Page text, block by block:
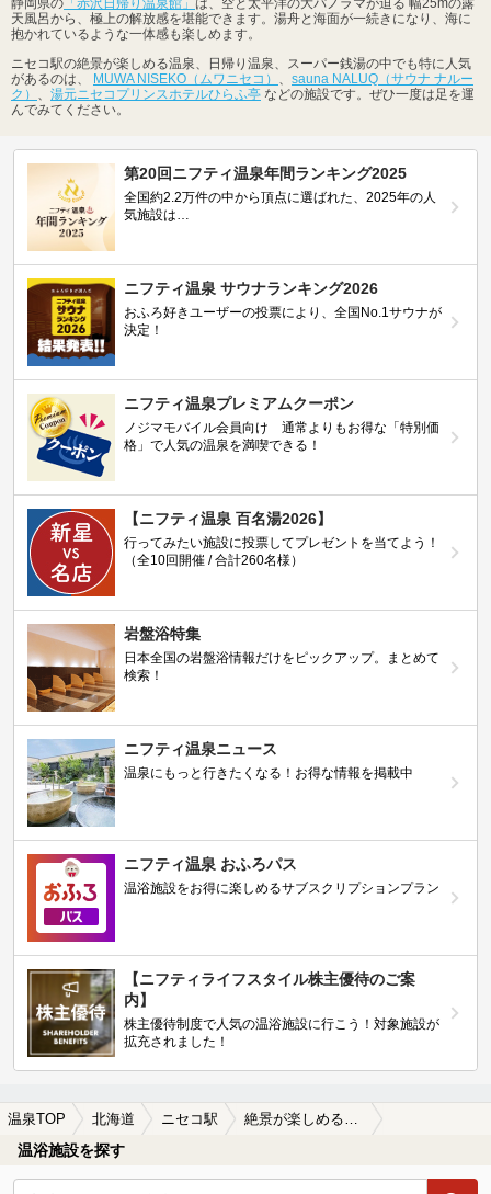
天風呂から、極上の解放感を堪能できます。湯舟と海面が一続きになり、海に
抱かれているような一体感も楽しめます。
ニセコ駅の絶景が楽しめる温泉、日帰り温泉、スーパー銭湯の中でも特に人気
があるのは、 MUWA NISEKO（ムワニセコ）
sauna NALUQ（サウナ ナルー
ク）
湯元ニセコプリンスホテルひらふ亭 などの施設です。ぜひ一度は足を運
んでみてください。
第20回ニフティ温泉年間ランキング2025
全国約2.2万件の中から頂点に選ばれた、2025年の人
気施設は…
ニフティ温泉 サウナランキング2026
おふろ好きユーザーの投票により、全国No.1サウナが
決定！
ニフティ温泉プレミアムクーポン
ノジマモバイル会員向け 通常よりもお得な「特別価
格」で人気の温泉を満喫できる！
【ニフティ温泉 百名湯2026】
行ってみたい施設に投票してプレゼントを当てよう！
（全10回開催 / 合計260名様）
岩盤浴特集
日本全国の岩盤浴情報だけをピックアップ。まとめて
検索！
ニフティ温泉ニュース
温泉にもっと行きたくなる！お得な情報を掲載中
ニフティ温泉 おふろパス
温浴施設をお得に楽しめるサブスクリプションプラン
【ニフティライフスタイル株主優待のご案
内】
株主優待制度で人気の温浴施設に行こう！対象施設が
拡充されました！
温泉TOP 北海道 ニセコ駅 絶景が楽しめるニセコ駅近くの温泉、日帰り温泉、スーパー銭湯おすすめ
温浴施設を探す